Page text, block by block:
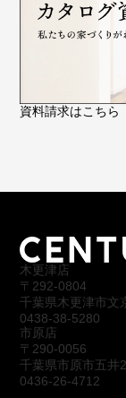
資料請求はこちら
木更津店
〒292-0804
千葉県木更津市文
0438-38-5280
市原店
〒290-0056
千葉県市原市五
0436-26-4712